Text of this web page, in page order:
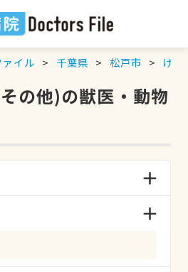
イル 千葉県 松戸市 けが
の他)の獣医・動物